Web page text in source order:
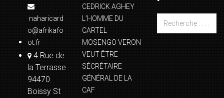
naharicard
o@afrikafo
ot.fr
4 Rue de
la Terrasse
94470
Boissy St
CEDRICK AGHEY
L’HOMME DU
CARTEL
MOSENGO VERON
VEUT ÊTRE
SÉCRÉTAIRE
GÉNÉRAL DE LA
CAF